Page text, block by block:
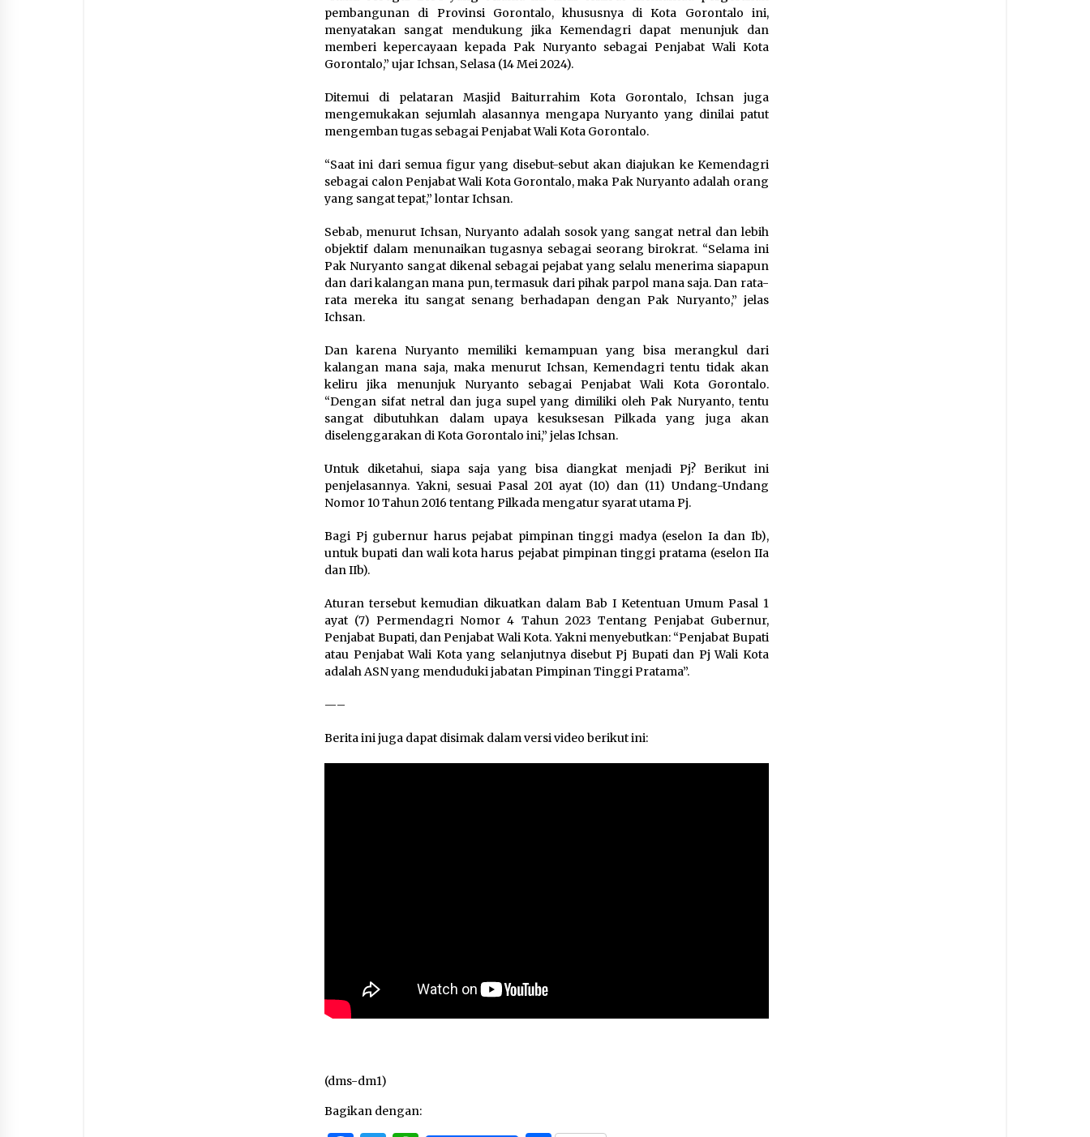
pembangunan di Provinsi Gorontalo, khususnya di Kota Gorontalo ini,
menyatakan sangat mendukung jika Kemendagri dapat menunjuk dan
memberi kepercayaan kepada Pak Nuryanto sebagai Penjabat Wali Kota
Gorontalo,” ujar Ichsan, Selasa (14 Mei 2024).
Ditemui di pelataran Masjid Baiturrahim Kota Gorontalo, Ichsan juga
mengemukakan sejumlah alasannya mengapa Nuryanto yang dinilai patut
mengemban tugas sebagai Penjabat Wali Kota Gorontalo.
“Saat ini dari semua figur yang disebut-sebut akan diajukan ke Kemendagri
sebagai calon Penjabat Wali Kota Gorontalo, maka Pak Nuryanto adalah orang
yang sangat tepat,” lontar Ichsan.
Sebab, menurut Ichsan, Nuryanto adalah sosok yang sangat netral dan lebih
objektif dalam menunaikan tugasnya sebagai seorang birokrat. “Selama ini
Pak Nuryanto sangat dikenal sebagai pejabat yang selalu menerima siapapun
dan dari kalangan mana pun, termasuk dari pihak parpol mana saja. Dan rata-
rata mereka itu sangat senang berhadapan dengan Pak Nuryanto,” jelas
Ichsan.
Dan karena Nuryanto memiliki kemampuan yang bisa merangkul dari
kalangan mana saja, maka menurut Ichsan, Kemendagri tentu tidak akan
keliru jika menunjuk Nuryanto sebagai Penjabat Wali Kota Gorontalo.
“Dengan sifat netral dan juga supel yang dimiliki oleh Pak Nuryanto, tentu
sangat dibutuhkan dalam upaya kesuksesan Pilkada yang juga akan
diselenggarakan di Kota Gorontalo ini,” jelas Ichsan.
Untuk diketahui, siapa saja yang bisa diangkat menjadi Pj? Berikut ini
penjelasannya. Yakni, sesuai Pasal 201 ayat (10) dan (11) Undang-Undang
Nomor 10 Tahun 2016 tentang Pilkada mengatur syarat utama Pj.
Bagi Pj gubernur harus pejabat pimpinan tinggi madya (eselon Ia dan Ib),
untuk bupati dan wali kota harus pejabat pimpinan tinggi pratama (eselon IIa
dan IIb).
Aturan tersebut kemudian dikuatkan dalam Bab I Ketentuan Umum Pasal 1
ayat (7) Permendagri Nomor 4 Tahun 2023 Tentang Penjabat Gubernur,
Penjabat Bupati, dan Penjabat Wali Kota. Yakni menyebutkan: “Penjabat Bupati
atau Penjabat Wali Kota yang selanjutnya disebut Pj Bupati dan Pj Wali Kota
adalah ASN yang menduduki jabatan Pimpinan Tinggi Pratama”.
—–
Berita ini juga dapat disimak dalam versi video berikut ini:
(dms-dm1)
Bagikan dengan: